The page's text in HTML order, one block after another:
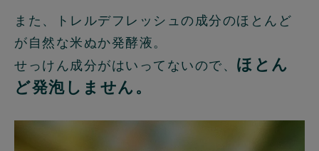
また、トレルデフレッシュの成分のほとんど
が自然な米ぬか発酵液。
せっけん成分がはいってないので、 ほとん
ど発泡しません。